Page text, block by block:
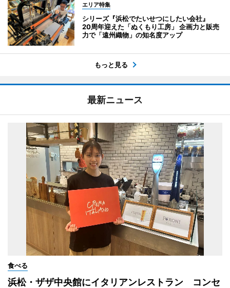
エリア特集
シリーズ『浜松でたいせつにしたい会社』
20周年迎えた「ぬくもり工房」 企画力と販売
力で「遠州織物」の知名度アップ
もっと見る
最新ニュース
食べる
浜松・ザザ中央館にイタリアンレストラン コンセ